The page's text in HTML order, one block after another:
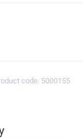
code: 5000155